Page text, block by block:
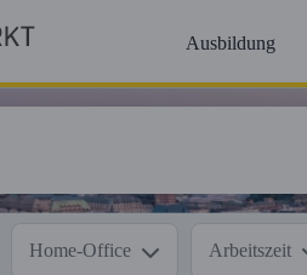
Ausbildung
Home-Office Arbeitszeit